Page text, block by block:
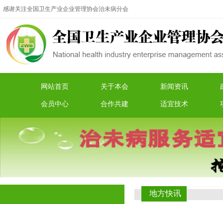
感谢关注全国卫生产业企业管理协会治未病分会
网站首页 关于本会 新闻资讯
会员中心 合作共建 适宜技术
地方快讯